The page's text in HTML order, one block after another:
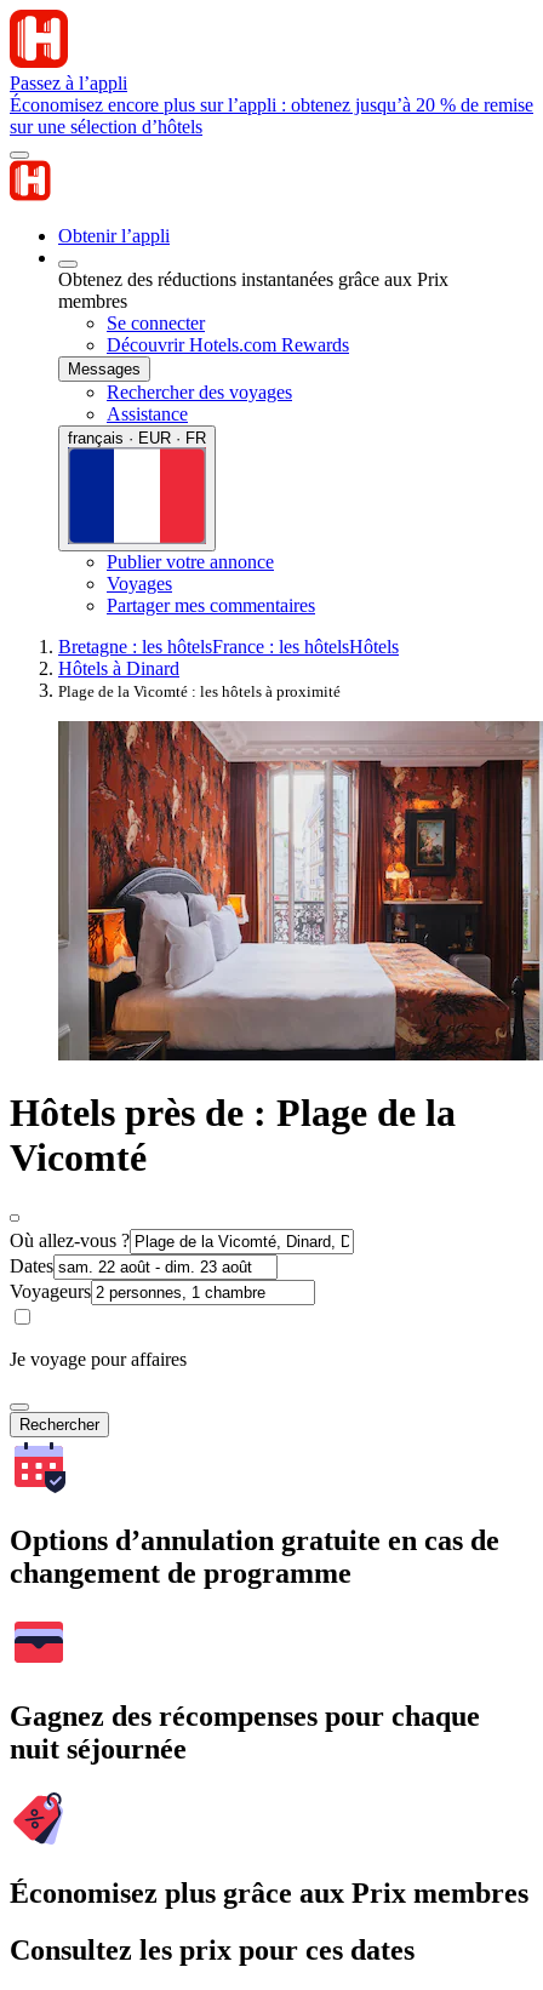
Passez à l’appli
Économisez encore plus sur l’appli : obtenez jusqu’à 20 % de remise
sur une sélection d’hôtels
Obtenir l’appli
Obtenez des réductions instantanées grâce aux Prix
membres
Se connecter
Découvrir Hotels.com Rewards
Messages
Rechercher des voyages
Assistance
français · EUR · FR
Publier votre annonce
Voyages
Partager mes commentaires
Bretagne : les hôtelsFrance : les hôtelsHôtels
Hôtels à Dinard
Plage de la Vicomté : les hôtels à proximité
Hôtels près de : Plage de la
Vicomté
Où allez-vous ?
Dates
Voyageurs
Je voyage pour affaires
Rechercher
Options d’annulation gratuite en cas de
changement de programme
Gagnez des récompenses pour chaque
nuit séjournée
Économisez plus grâce aux Prix membres
Consultez les prix pour ces dates